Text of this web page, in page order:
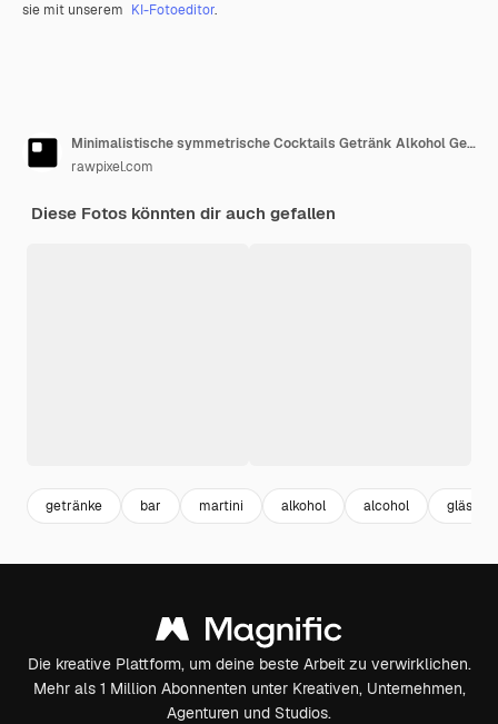
sie mit unserem KI-Fotoeditor.
Minimalistische symmetrische Cocktails Getränk Alkohol Gerät
rawpixel.com
Diese Fotos könnten dir auch gefallen
getränke bar martini alkohol alcohol gläser
Die kreative Plattform, um deine beste Arbeit zu verwirklichen.
Mehr als 1 Million Abonnenten unter Kreativen, Unternehmen,
Agenturen und Studios.